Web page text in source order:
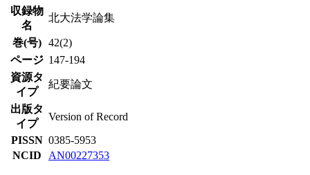
収録物
名
北大法学論集
巻(号)
42(2)
ページ 147-194
資源タ
イプ
紀要論文
出版タ
イプ
Version of Record
PISSN 0385-5953
NCID
AN00227353